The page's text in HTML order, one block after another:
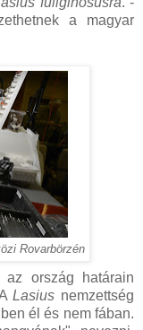
a magyar
Rovarbörzén
az ország határain
ALasius nemzettség
él és nem fában.